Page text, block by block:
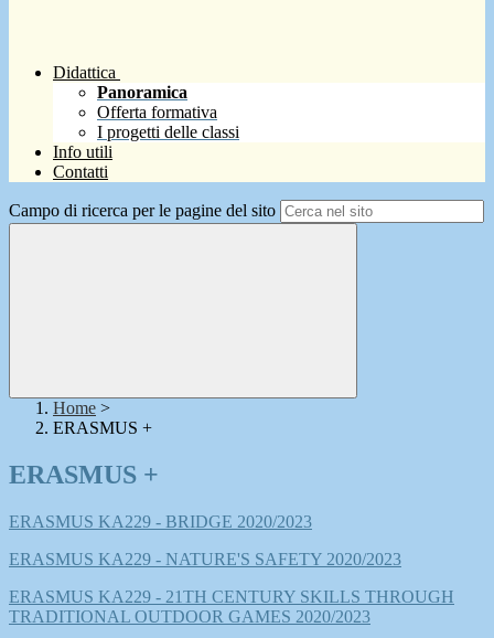
Didattica
Panoramica
Offerta formativa
I progetti delle classi
Info utili
Contatti
Campo di ricerca per le pagine del sito
Home >
ERASMUS +
ERASMUS +
ERASMUS KA229 - BRIDGE 2020/2023
ERASMUS KA229 - NATURE'S SAFETY 2020/2023
ERASMUS KA229 - 21TH CENTURY SKILLS THROUGH
TRADITIONAL OUTDOOR GAMES 2020/2023